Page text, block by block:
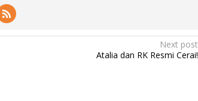
Next post
Atalia dan RK Resmi Cerai!